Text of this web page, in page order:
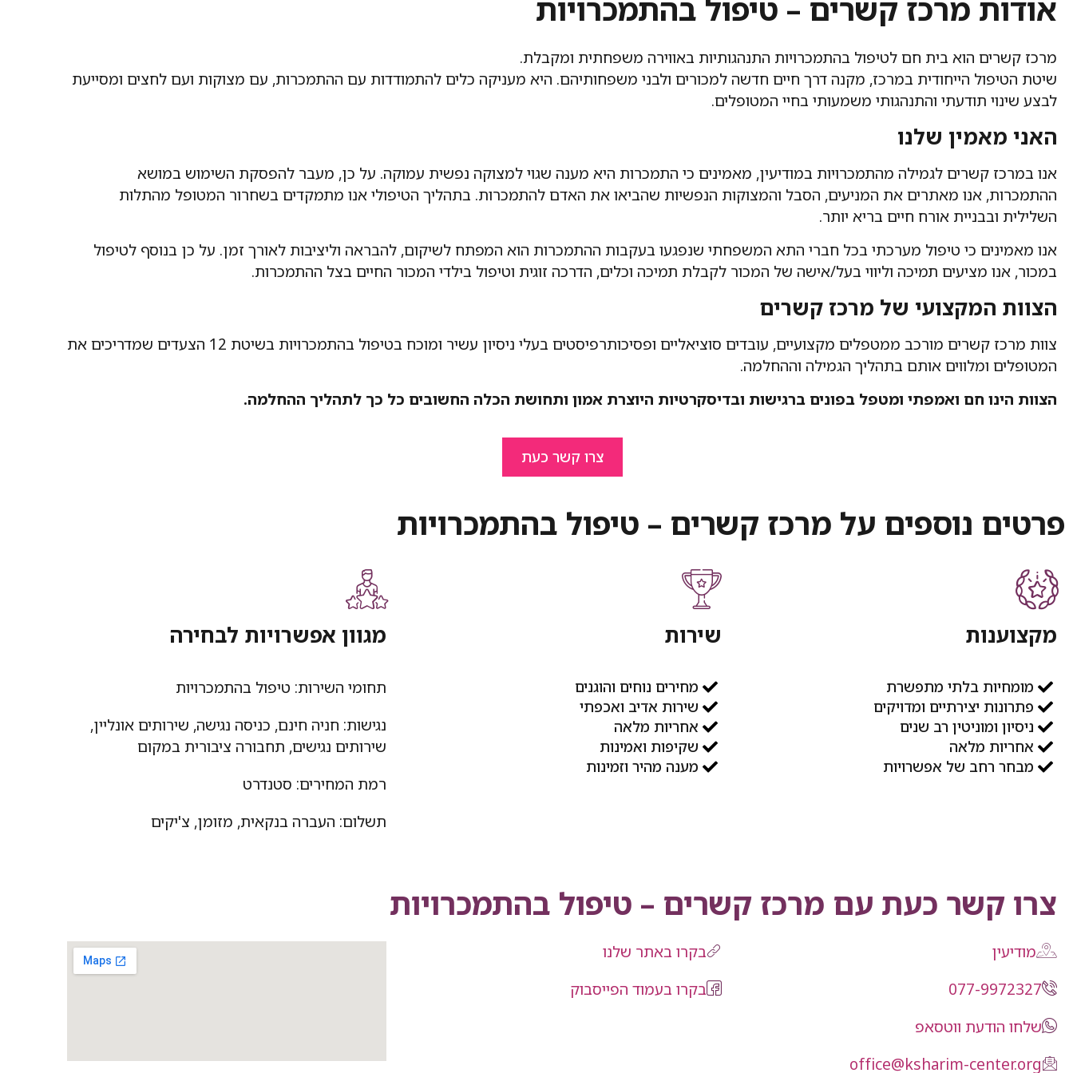
אודות מרכז קשרים – טיפול בהתמכרויות
מרכז קשרים הוא בית חם לטיפול בהתמכרויות התנהגותיות באווירה משפחתית ומקבלת.
שיטת הטיפול הייחודית במרכז, מקנה דרך חיים חדשה למכורים ולבני משפחותיהם. היא מעניקה כלים להתמודדות עם ההתמכרות, עם מצוקות ועם לחצים ומסייעת
לבצע שינוי תודעתי והתנהגותי משמעותי בחיי המטופלים.
האני מאמין שלנו
אנו במרכז קשרים לגמילה מהתמכרויות במודיעין, מאמינים כי התמכרות היא מענה שגוי למצוקה נפשית עמוקה. על כן, מעבר להפסקת השימוש במושא
ההתמכרות, אנו מאתרים את המניעים, הסבל והמצוקות הנפשיות שהביאו את האדם להתמכרות. בתהליך הטיפולי אנו מתמקדים בשחרור המטופל מהתלות
השלילית ובבניית אורח חיים בריא יותר.
אנו מאמינים כי טיפול מערכתי בכל חברי התא המשפחתי שנפגעו בעקבות ההתמכרות הוא המפתח לשיקום, להבראה וליציבות לאורך זמן. על כן בנוסף לטיפול
במכור, אנו מציעים תמיכה וליווי בעל/אישה של המכור לקבלת תמיכה וכלים, הדרכה זוגית וטיפול בילדי המכור החיים בצל ההתמכרות.
הצוות המקצועי של מרכז קשרים
צוות מרכז קשרים מורכב ממטפלים מקצועיים, עובדים סוציאליים ופסיכותרפיסטים בעלי ניסיון עשיר ומוכח בטיפול בהתמכרויות בשיטת 12 הצעדים שמדריכים את
המטופלים ומלווים אותם בתהליך הגמילה וההחלמה.
הצוות הינו חם ואמפתי ומטפל בפונים ברגישות ובדיסקרטיות היוצרת אמון ותחושת הכלה החשובים כל כך לתהליך ההחלמה.
צרו קשר כעת
פרטים נוספים על מרכז קשרים – טיפול בהתמכרויות
מקצוענות
מומחיות בלתי מתפשרת
פתרונות יצירתיים ומדויקים
ניסיון ומוניטין רב שנים
אחריות מלאה
מבחר רחב של אפשרויות
שירות
מחירים נוחים והוגנים
שירות אדיב ואכפתי
אחריות מלאה
שקיפות ואמינות
מענה מהיר וזמינות
מגוון אפשרויות לבחירה
תחומי השירות: טיפול בהתמכרויות
נגישות: חניה חינם, כניסה נגישה, שירותים אונליין,
שירותים נגישים, תחבורה ציבורית במקום
רמת המחירים: סטנדרט
תשלום: העברה בנקאית, מזומן, צ'יקים
צרו קשר כעת עם מרכז קשרים – טיפול בהתמכרויות
מודיעין
077-9972327
שלחו הודעת ווטסאפ
office@ksharim-center.org
בקרו באתר שלנו
בקרו בעמוד הפייסבוק